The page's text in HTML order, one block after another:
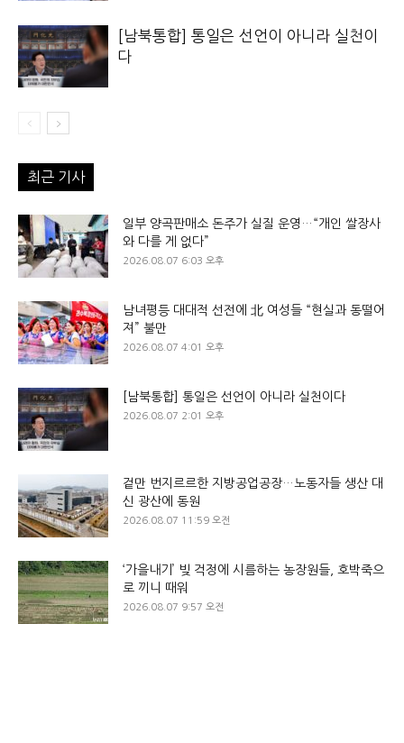
[남북통합] 통일은 선언이 아니라 실천이
다
최근 기사
일부 양곡판매소 돈주가 실질 운영…“개인 쌀장사
와 다를 게 없다”
2026.08.07 6:03 오후
남녀평등 대대적 선전에 北 여성들 “현실과 동떨어
져” 불만
2026.08.07 4:01 오후
[남북통합] 통일은 선언이 아니라 실천이다
2026.08.07 2:01 오후
겉만 번지르르한 지방공업공장…노동자들 생산 대
신 광산에 동원
2026.08.07 11:59 오전
‘가을내기’ 빚 걱정에 시름하는 농장원들, 호박죽으
로 끼니 때워
2026.08.07 9:57 오전